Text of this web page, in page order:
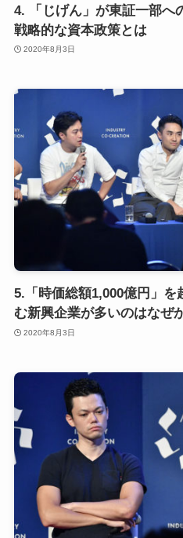
4. 「じげん」が東証一部へ
戦略的な資本政策とは
2020年8月3日
5.「時価総額1,000億円」
む新興企業が多いのはなぜ
2020年8月3日